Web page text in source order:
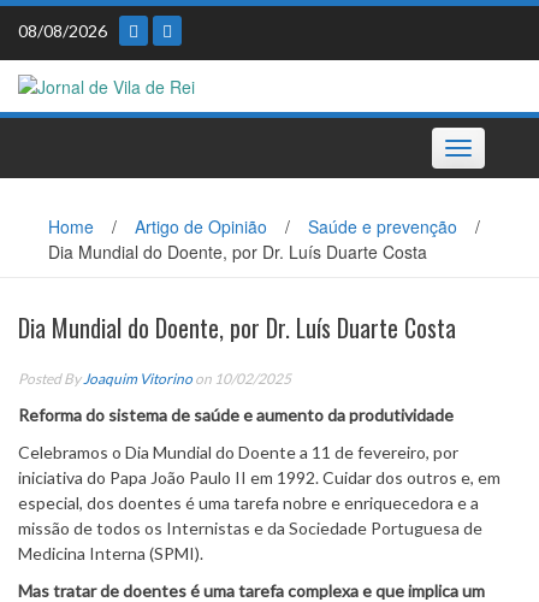
Skip
content
08/08/2026
Toggle
navigation
Home / Artigo de Opinião / Saúde e prevenção
/
Dia Mundial do Doente, por Dr. Luís Duarte Costa
Dia Mundial do Doente, por Dr. Luís Duarte Costa
Posted By Joaquim Vitorino on 10/02/2025
Reforma do sistema de saúde e aumento da produtividade
Celebramos o Dia Mundial do Doente a 11 de fevereiro, por
iniciativa do Papa João Paulo II em 1992. Cuidar dos outros e, em
especial, dos doentes é uma tarefa nobre e enriquecedora e a
missão de todos os Internistas e da Sociedade Portuguesa de
Medicina Interna (SPMI).
Mas tratar de doentes é uma tarefa complexa e que implica um